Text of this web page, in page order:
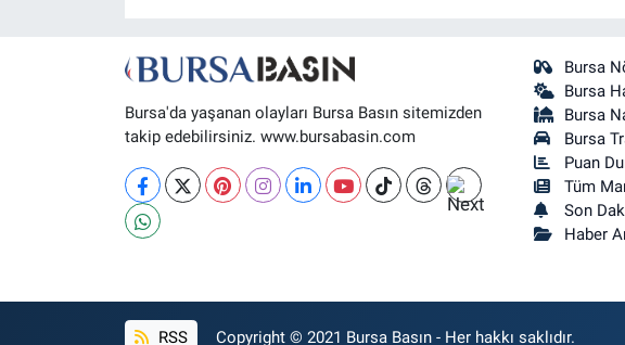
Bursa'da yaşanan olayları Bursa Basın sitemizden
takip edebilirsiniz. www.bursabasin.com
Bursa
Bursa
Bursa
Bursa
Puan
Tüm
Son
Haber
RSS Copyright © 2021 Bursa Basın - Her hakkı saklıdır.